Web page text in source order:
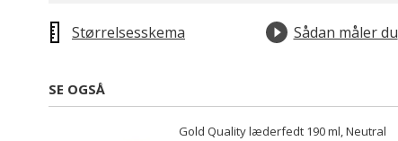
Størrelsesskema Sådan måler du
SE OGSÅ
Gold Quality læderfedt 190 ml, Neutral